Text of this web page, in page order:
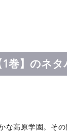
巻】のネタ
な高原学園。そ